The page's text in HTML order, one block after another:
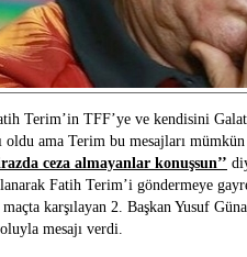
Terim’in TFF’ye ve kendisini
oldu ama Terim bu mesajları
ceza almayanlar konuşsun’’
Fatih Terim’i göndermeye
karşılayan 2. Başkan Yusuf
mesajı verdi.